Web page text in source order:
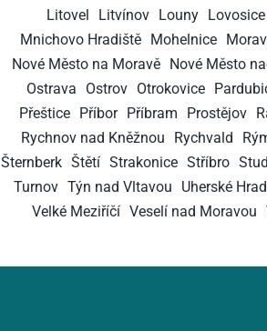
Litovel
Litvínov Louny Lovosice
Mnichovo Hradiště
Mohelnice
Nové Město na Moravě
Nové Město
Ostrava
Ostrov Otrokovice
Přeštice Příbor Příbram Prostějov
Rychnov nad Kněžnou
Rychvald
Šternberk Štětí Strakonice Stříbro
Turnov Týn nad Vltavou Uherské
Velké Meziříčí Veselí nad Moravou